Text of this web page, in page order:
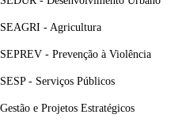
SEAGRI - Agricultura
SEPREV - Prevenção à Violência
SESP - Serviços Públicos
Gestão e Projetos Estratégicos